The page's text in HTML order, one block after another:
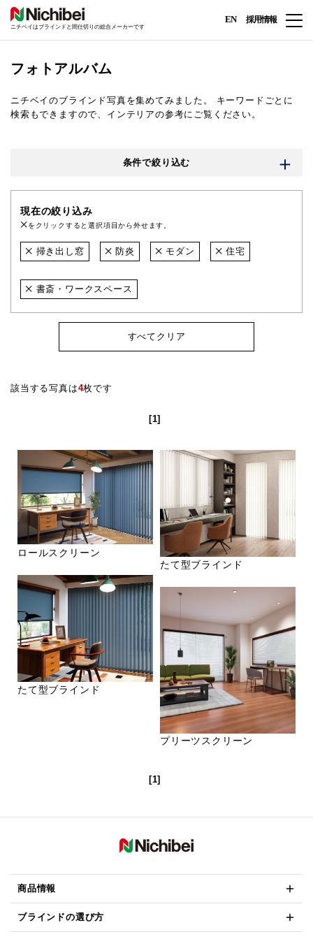
ニチベイはブラインドと間仕切りの総合メーカーです
EN 採用情報
フォトアルバム
ニチベイのブラインド写真を集めてみました。
キーワードごとに
検索もできますので、インテリアの参考にご覧ください。
条件で絞り込む
現在の絞り込み
をクリックすると選択項目から外せます。
掃き出し窓 防炎 モダン 住宅
書斎・ワークスペース
すべてクリア
該当する写真は4枚です
[1]
ロールスクリーン
たて型ブラインド
たて型ブラインド
プリーツスクリーン
[1]
商品情報
ブラインドの選び方